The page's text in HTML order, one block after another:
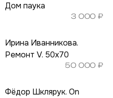
Дом паука
3 000₽
Ирина Иванникова.
Ремонт V. 50х70
50 000₽
Фёдор Шклярук. On